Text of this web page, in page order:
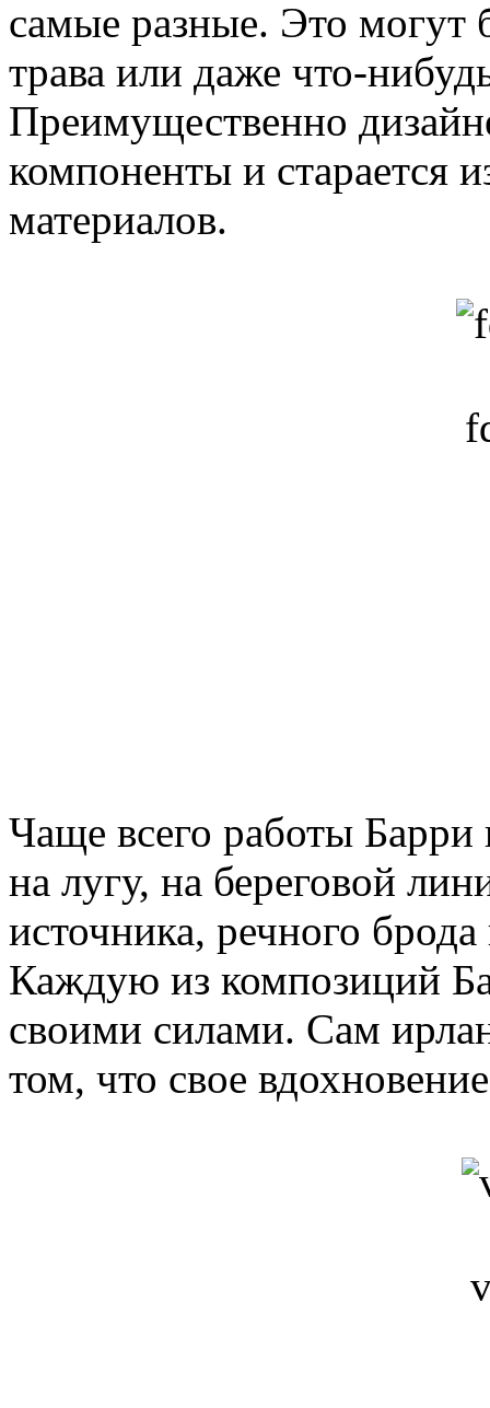
самые разные. Это могут
трава или даже что-
Преимущественно
компоненты и старается
материалов.
Чаще всего работы
на лугу, на береговой
источника, речного
Каждую из композиций
своими силами. Сам
том, что свое